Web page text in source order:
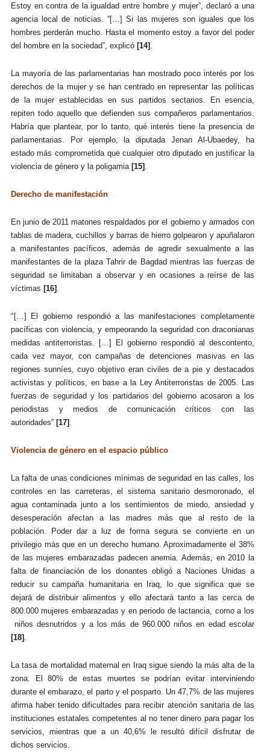
Estoy en contra de la igualdad entre hombre y mujer”, declaró a una
agencia local de noticias. “[…] Si las mujeres son iguales que los
hombres perderán mucho. Hasta el momento estoy a favor del poder
del hombre en la sociedad”, explicó [14]
La mayoría de las parlamentarias han mostrado poco interés por los
derechos de la mujer y se han centrado en representar las políticas
de la mujer establecidas en sus partidos sectarios. En esencia,
repiten todo aquello que defienden sus compañeros parlamentarios.
Habría que plantear, por lo tanto, qué interés tiene la presencia de
parlamentarias. Por ejemplo, la diputadaJenan Al-Ubaedey,
ha
estado más comprometida que cualquier otro diputado en justificar la
violencia de género y la poligamia [15]
Derecho de manifestación
En junio de 2011 matones respaldados por el gobierno y armados con
tablas de madera, cuchillos y barras de hierro golpearon y apuñalaron
a manifestantes pacíficos, además de agredir sexualmente a las
manifestantes de la plaza Tahrir de Bagdad mientras las fuerzas de
seguridad se limitaban a observar y en ocasiones a reírse de las
víctimas [16]
“[…] El gobierno respondió a las manifestaciones completamente
pacíficas con violencia, y empeorando la seguridad con draconianas
medidas antiterroristas. […] El gobierno respondió al descontento,
cada vez mayor, con campañas de detenciones masivas en las
regiones sunníes, cuyo objetivo eran civiles de a pie y destacados
activistas y políticos, en base a la Ley Antiterroristas de 2005. Las
fuerzas de seguridad y los partidarios del gobierno acosaron a los
periodistas y medios de comunicación críticos con las
autoridades”[17]
Violencia de género en el espacio público
La falta de unas condiciones mínimas de seguridad en las calles, los
controles en las carreteras, el sistema sanitario desmoronado, el
agua contaminada junto a los sentimientos de miedo, ansiedad y
desesperación afectan a las madres más que al resto de la
población. Poder dar a luz de forma segura se convierte en un
privilegio más que en un derecho humano. Aproximadamente el 38%
de las mujeres embarazadas padecen anemia. Además, en 2010 la
falta de financiación de los donantes obligó a Naciones Unidas a
reducir su campaña humanitaria en Iraq, lo que significa que se
dejará de distribuir alimentos y ello afectará tanto a las cerca de
800.000 mujeres embarazadas y en periodo de lactancia, como a los
niños desnutridos y a los más de 960.000 niños en edad escolar
[18]
La tasa de mortalidad maternal en Iraq sigue siendo la más alta de la
zona. E l 80% de estas muertes se podrían evitar interviniendo
durante el embarazo, el parto y el posparto. Un 47,7% de las mujeres
afirma haber tenido dificultades para recibir atención sanitaria de las
instituciones estatales competentes al no tener dinero para pagar los
servicios, mientras que a un 40,6% le resultó difícil disfrutar de
dichos servicios.